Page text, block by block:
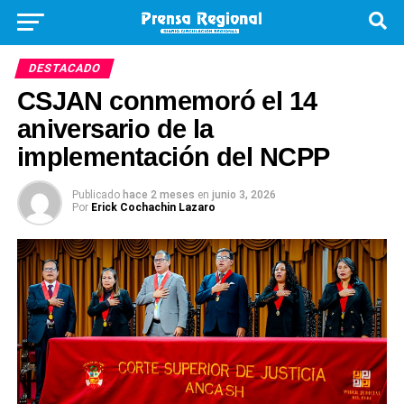
DESTACADO
CSJAN conmemoró el 14
aniversario de la
implementación del NCPP
Publicado hace 2 meses en junio 3, 2026
Por Erick Cochachin Lazaro